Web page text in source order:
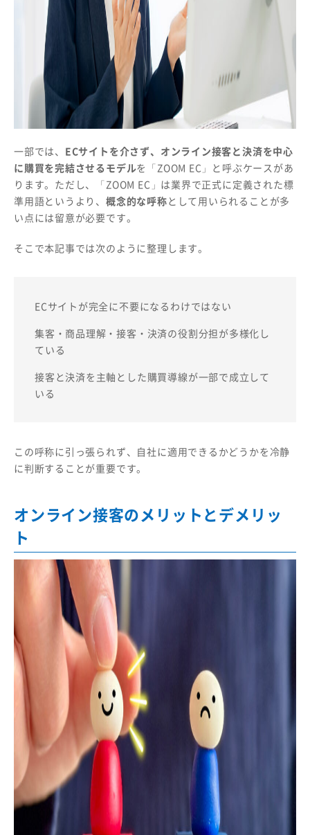
一部では、 ECサイトを介さず、オンライン接客と決済を中心
に購買を完結させるモデルを「ZOOM EC」と呼ぶケースがあ
ります。ただし、「ZOOM EC」は業界で正式に定義された標
準用語というより、概念的な呼称として用いられることが多
い点には留意が必要です。
そこで本記事では次のように整理します。
ECサイトが完全に不要になるわけではない
集客・商品理解・接客・決済の役割分担が多様化し
ている
接客と決済を主軸とした購買導線が一部で成立して
いる
この呼称に引っ張られず、自社に適用できるかどうかを冷静
に判断することが重要です。
オンライン接客のメリットとデメリッ
ト